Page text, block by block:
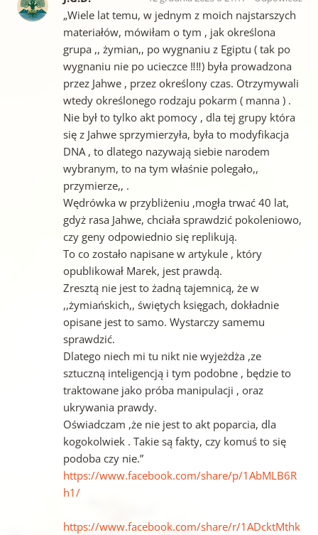
„Wiele lat temu, w jednym z moich najstarszych
materiałów, mówiłam o tym , jak określona
grupa ,, żymian,, po wygnaniu z Egiptu ( tak po
wygnaniu nie po ucieczce ‼️‼️) była prowadzona
przez Jahwe , przez określony czas. Otrzymywali
wtedy określonego rodzaju pokarm ( manna ) .
Nie był to tylko akt pomocy , dla tej grupy która
się z Jahwe sprzymierzyła, była to modyfikacja
DNA , to dlatego nazywają siebie narodem
wybranym, to na tym właśnie polegało,,
przymierze,, .
Wędrówka w przybliżeniu ,mogła trwać 40 lat,
gdyż rasa Jahwe, chciała sprawdzić pokoleniowo,
czy geny odpowiednio się replikują.
To co zostało napisane w artykule , który
opublikował Marek, jest prawdą.
Zresztą nie jest to żadną tajemnicą, że w
,,żymiańskich,, świętych księgach, dokładnie
opisane jest to samo. Wystarczy samemu
sprawdzić.
Dlatego niech mi tu nikt nie wyjeżdża ,ze
sztuczną inteligencją i tym podobne , będzie to
traktowane jako próba manipulacji , oraz
ukrywania prawdy.
Oświadczam ,że nie jest to akt poparcia, dla
kogokolwiek . Takie są fakty, czy komuś to się
podoba czy nie.”
https://www.facebook.com/share/p/1AbMLB6R
h1/
https://www.facebook.com/share/r/1ADcktMthk